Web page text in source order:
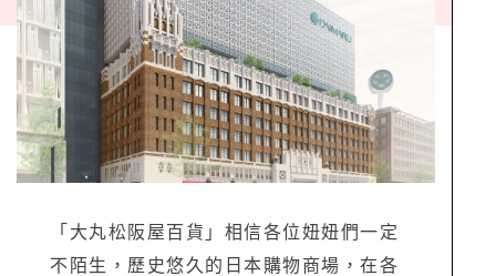
「大丸松阪屋百貨」相信各位妞妞們一定
不陌生，歷史悠久的日本購物商場，在各